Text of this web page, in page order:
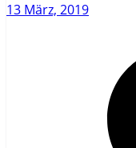
13 März, 2019